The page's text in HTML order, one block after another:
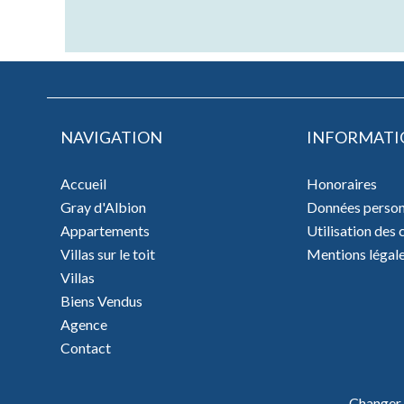
NAVIGATION
Accueil
Gray d'Albion
Appartements
Villas sur le toit
Villas
Biens Vendus
Agence
Contact
Honoraires
Données
Utilisation des
Mentions